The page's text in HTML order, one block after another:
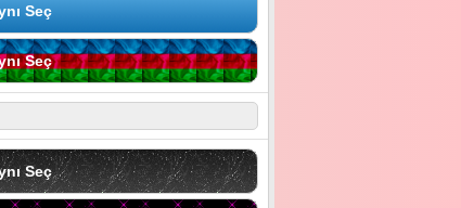
Seç
Seç
Seç